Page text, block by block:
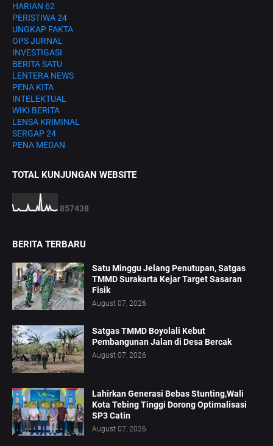
HARIAN 62
PERISTIWA 24
UNGKAP FAKTA
OPS JURNAL
INVESTIGASI
BERITA SATU
LENTERA NEWS
PENA KITA
INTELEKTUAL
WIKI BERITA
LENSA KRIMINAL
SERGAP 24
PENA MEDAN
TOTAL KUNJUNGAN WEBSITE
857438
BERITA TERBARU
Satu Minggu Jelang Penutupan, Satgas
TMMD Surakarta Kejar Target Sasaran
Fisik
August 07, 2026
Satgas TMMD Boyolali Kebut
Pembangunan Jalan di Desa Bercak
August 07, 2026
Lahirkan Generasi Bebas Stunting,Wali
Kota Tebing Tinggi Dorong Optimalisasi
SP3 Catin
August 07, 2026